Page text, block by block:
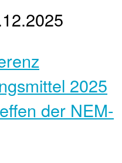
2025
der NEM-